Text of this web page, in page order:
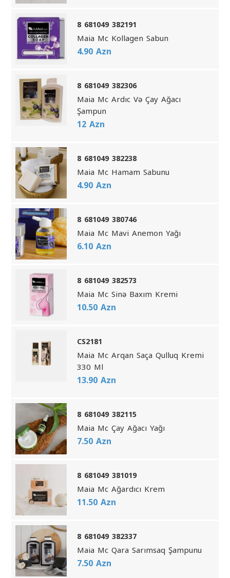
8 681049 382191
Maia Mc Kollagen Sabun
4.90 Azn
8 681049 382306
Maia Mc Ardıc Və Çay Ağacı
Şampun
12 Azn
8 681049 382238
Maia Mc Hamam Sabunu
4.90 Azn
8 681049 380746
Maia Mc Mavi Anemon Yağı
6.10 Azn
8 681049 382573
Maia Mc Sinə Baxım Kremi
10.50 Azn
CS2181
Maia Mc Arqan Saça Qulluq Kremi
330 Ml
13.90 Azn
8 681049 382115
Maia Mc Çay Ağacı Yağı
7.50 Azn
8 681049 381019
Maia Mc Ağardıcı Krem
11.50 Azn
8 681049 382337
Maia Mc Qara Sarımsaq Şampunu
7.50 Azn